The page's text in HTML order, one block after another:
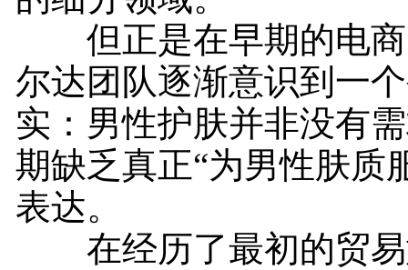
但正是在早期的电商
尔达团队逐渐意识到一
实：男性护肤并非没有
期缺乏真正“为男性肤质
表达。
在经历了最初的贸易